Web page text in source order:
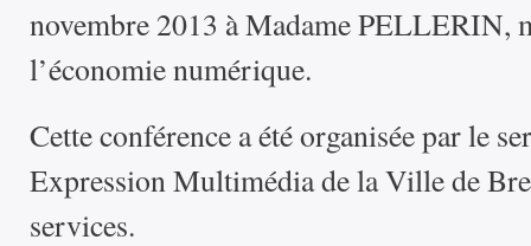
novembre 2013 à Madame PELLERIN,
l’économie numérique.
Cette conférence a été organisée par le
Expression Multimédia de la Ville de
services.